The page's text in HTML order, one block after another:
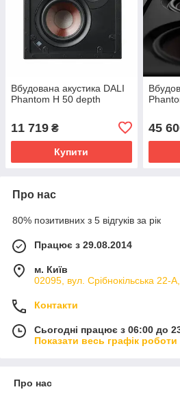
Вбудована акустика DALI
Phantom H 50 depth
11 719 ₴
Купити
45
Про нас
80% позитивних з 5 відгуків за рік
Працює з 29.08.2014
м. Київ
02095, вул. Срібнокільська 22-
Контакти
Сьогодні працює з 06:00 до
Показати весь графік роботи
Про нас